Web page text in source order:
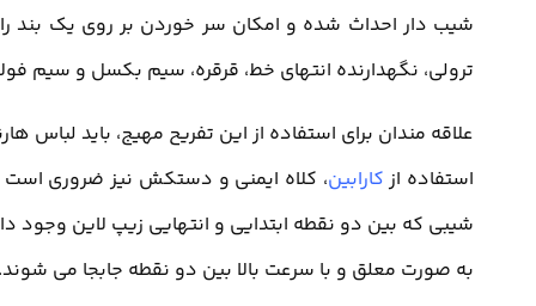
شیب دار احداث شده و امکان سر خوردن بر روی یک بند
ترولی، نگهدارنده انتهای خط، قرقره، سیم بکسل و سیم
علاقه مندان برای استفاده از این تفریح مهیج، باید
استفاده از کارابین، کلاه ایمنی و دستکش نیز ضروری است
شیبی که بین دو نقطه ابتدایی و انتهایی زیپ لاین وجود
به صورت معلق و با سرعت بالا بین دو نقطه جابجا می